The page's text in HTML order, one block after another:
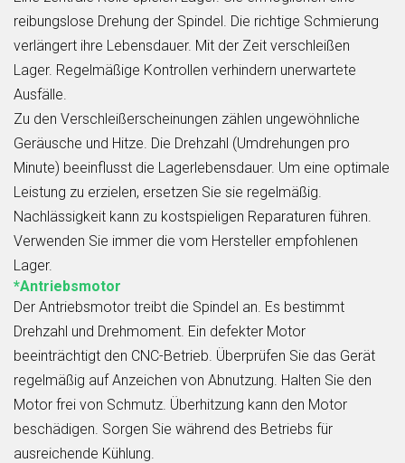
reibungslose Drehung der Spindel. Die richtige Schmierung
verlängert ihre Lebensdauer. Mit der Zeit verschleißen
Lager. Regelmäßige Kontrollen verhindern unerwartete
Ausfälle.
Zu den Verschleißerscheinungen zählen ungewöhnliche
Geräusche und Hitze. Die Drehzahl (Umdrehungen pro
Minute) beeinflusst die Lagerlebensdauer. Um eine optimale
Leistung zu erzielen, ersetzen Sie sie regelmäßig.
Nachlässigkeit kann zu kostspieligen Reparaturen führen.
Verwenden Sie immer die vom Hersteller empfohlenen
Lager.
*Antriebsmotor
Der Antriebsmotor treibt die Spindel an. Es bestimmt
Drehzahl und Drehmoment. Ein defekter Motor
beeinträchtigt den CNC-Betrieb. Überprüfen Sie das Gerät
regelmäßig auf Anzeichen von Abnutzung. Halten Sie den
Motor frei von Schmutz. Überhitzung kann den Motor
beschädigen. Sorgen Sie während des Betriebs für
ausreichende Kühlung.